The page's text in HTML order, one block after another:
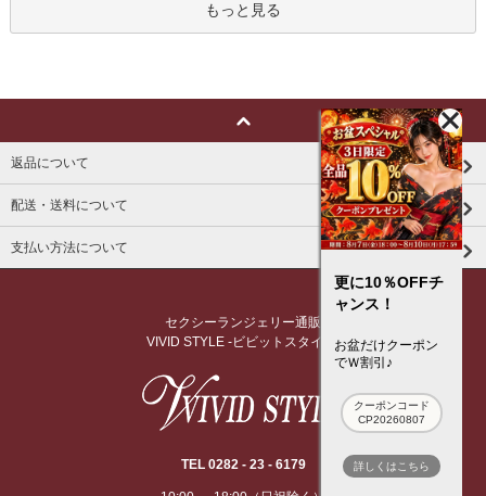
もっと見る
返品について
配送・送料について
支払い方法について
セクシーランジェリー通販
VIVID STYLE -ビビットスタイル-
TEL 0282 - 23 - 6179
更に10％OFFチ
ャンス！
お盆だけクーポン
でＷ割引♪
クーポンコード
CP20260807
詳しくはこちら